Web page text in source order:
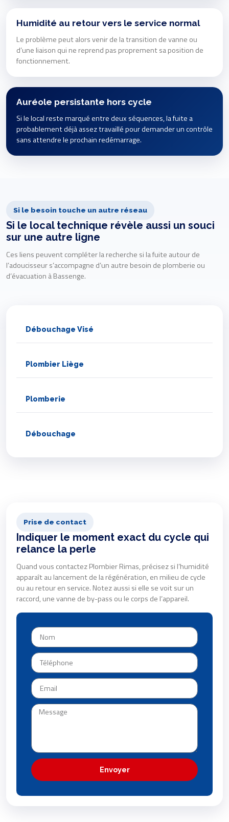
Humidité au retour vers le service normal
Le problème peut alors venir de la transition de vanne ou
d’une liaison qui ne reprend pas proprement sa position de
fonctionnement.
Auréole persistante hors cycle
Si le local reste marqué entre deux séquences, la fuite a
probablement déjà assez travaillé pour demander un contrôle
sans attendre le prochain redémarrage.
Si le besoin touche un autre réseau
Si le local technique révèle aussi un souci
sur une autre ligne
Ces liens peuvent compléter la recherche si la fuite autour de
l’adoucisseur s’accompagne d’un autre besoin de plomberie ou
d’évacuation à Bassenge.
Débouchage Visé
Plombier Liège
Plomberie
Débouchage
Prise de contact
Indiquer le moment exact du cycle qui
relance la perle
Quand vous contactez Plombier Rimas, précisez si l’humidité
apparaît au lancement de la régénération, en milieu de cycle
ou au retour en service. Notez aussi si elle se voit sur un
raccord, une vanne de by-pass ou le corps de l’appareil.
Envoyer